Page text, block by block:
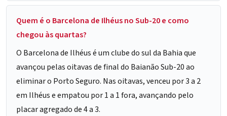
Quem é o Barcelona de Ilhéus no Sub-20 e como
chegou às quartas?
O Barcelona de Ilhéus é um clube do sul da Bahia que
avançou pelas oitavas de final do Baianão Sub-20 ao
eliminar o Porto Seguro. Nas oitavas, venceu por 3 a 2
em Ilhéus e empatou por 1 a 1 fora, avançando pelo
placar agregado de 4 a 3.